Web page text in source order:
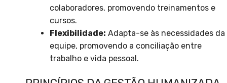
colaboradores, promovendo treinamentos e
cursos.
Flexibilidade: Adapta-se às necessidades da
equipe, promovendo a conciliação entre
trabalho e vida pessoal.